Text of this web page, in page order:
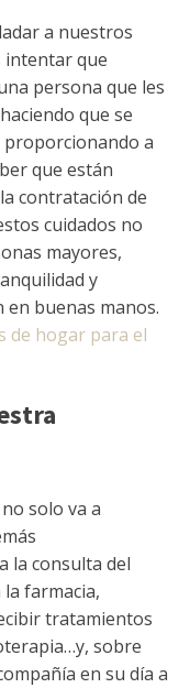
a nuestros
intentar que
persona que les
que se
proporcionando a
que están
contratación de
cuidados no
mayores,
y
en buenas manos.
de hogar para el
solo va a
la consulta del
farmacia,
tratamientos
sobre
en su día a